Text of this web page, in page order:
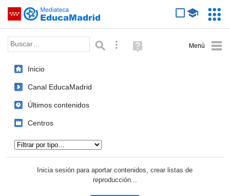
Saltar navegación
Palabra o frase: Búsqueda avanzada
Ayuda
(en
Inicio
Canal EducaMadrid
Últimos contenidos
Centros
Inicia sesión para aportar contenidos, crear listas de
reproducción...